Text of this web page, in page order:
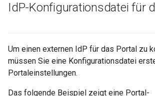
IdP-Konfigurationsdatei für
Um einen externen IdP für das Portal zu
müssen Sie eine Konfigurationsdatei
Portaleinstellungen.
Das folgende Beispiel zeigt eine Portal-